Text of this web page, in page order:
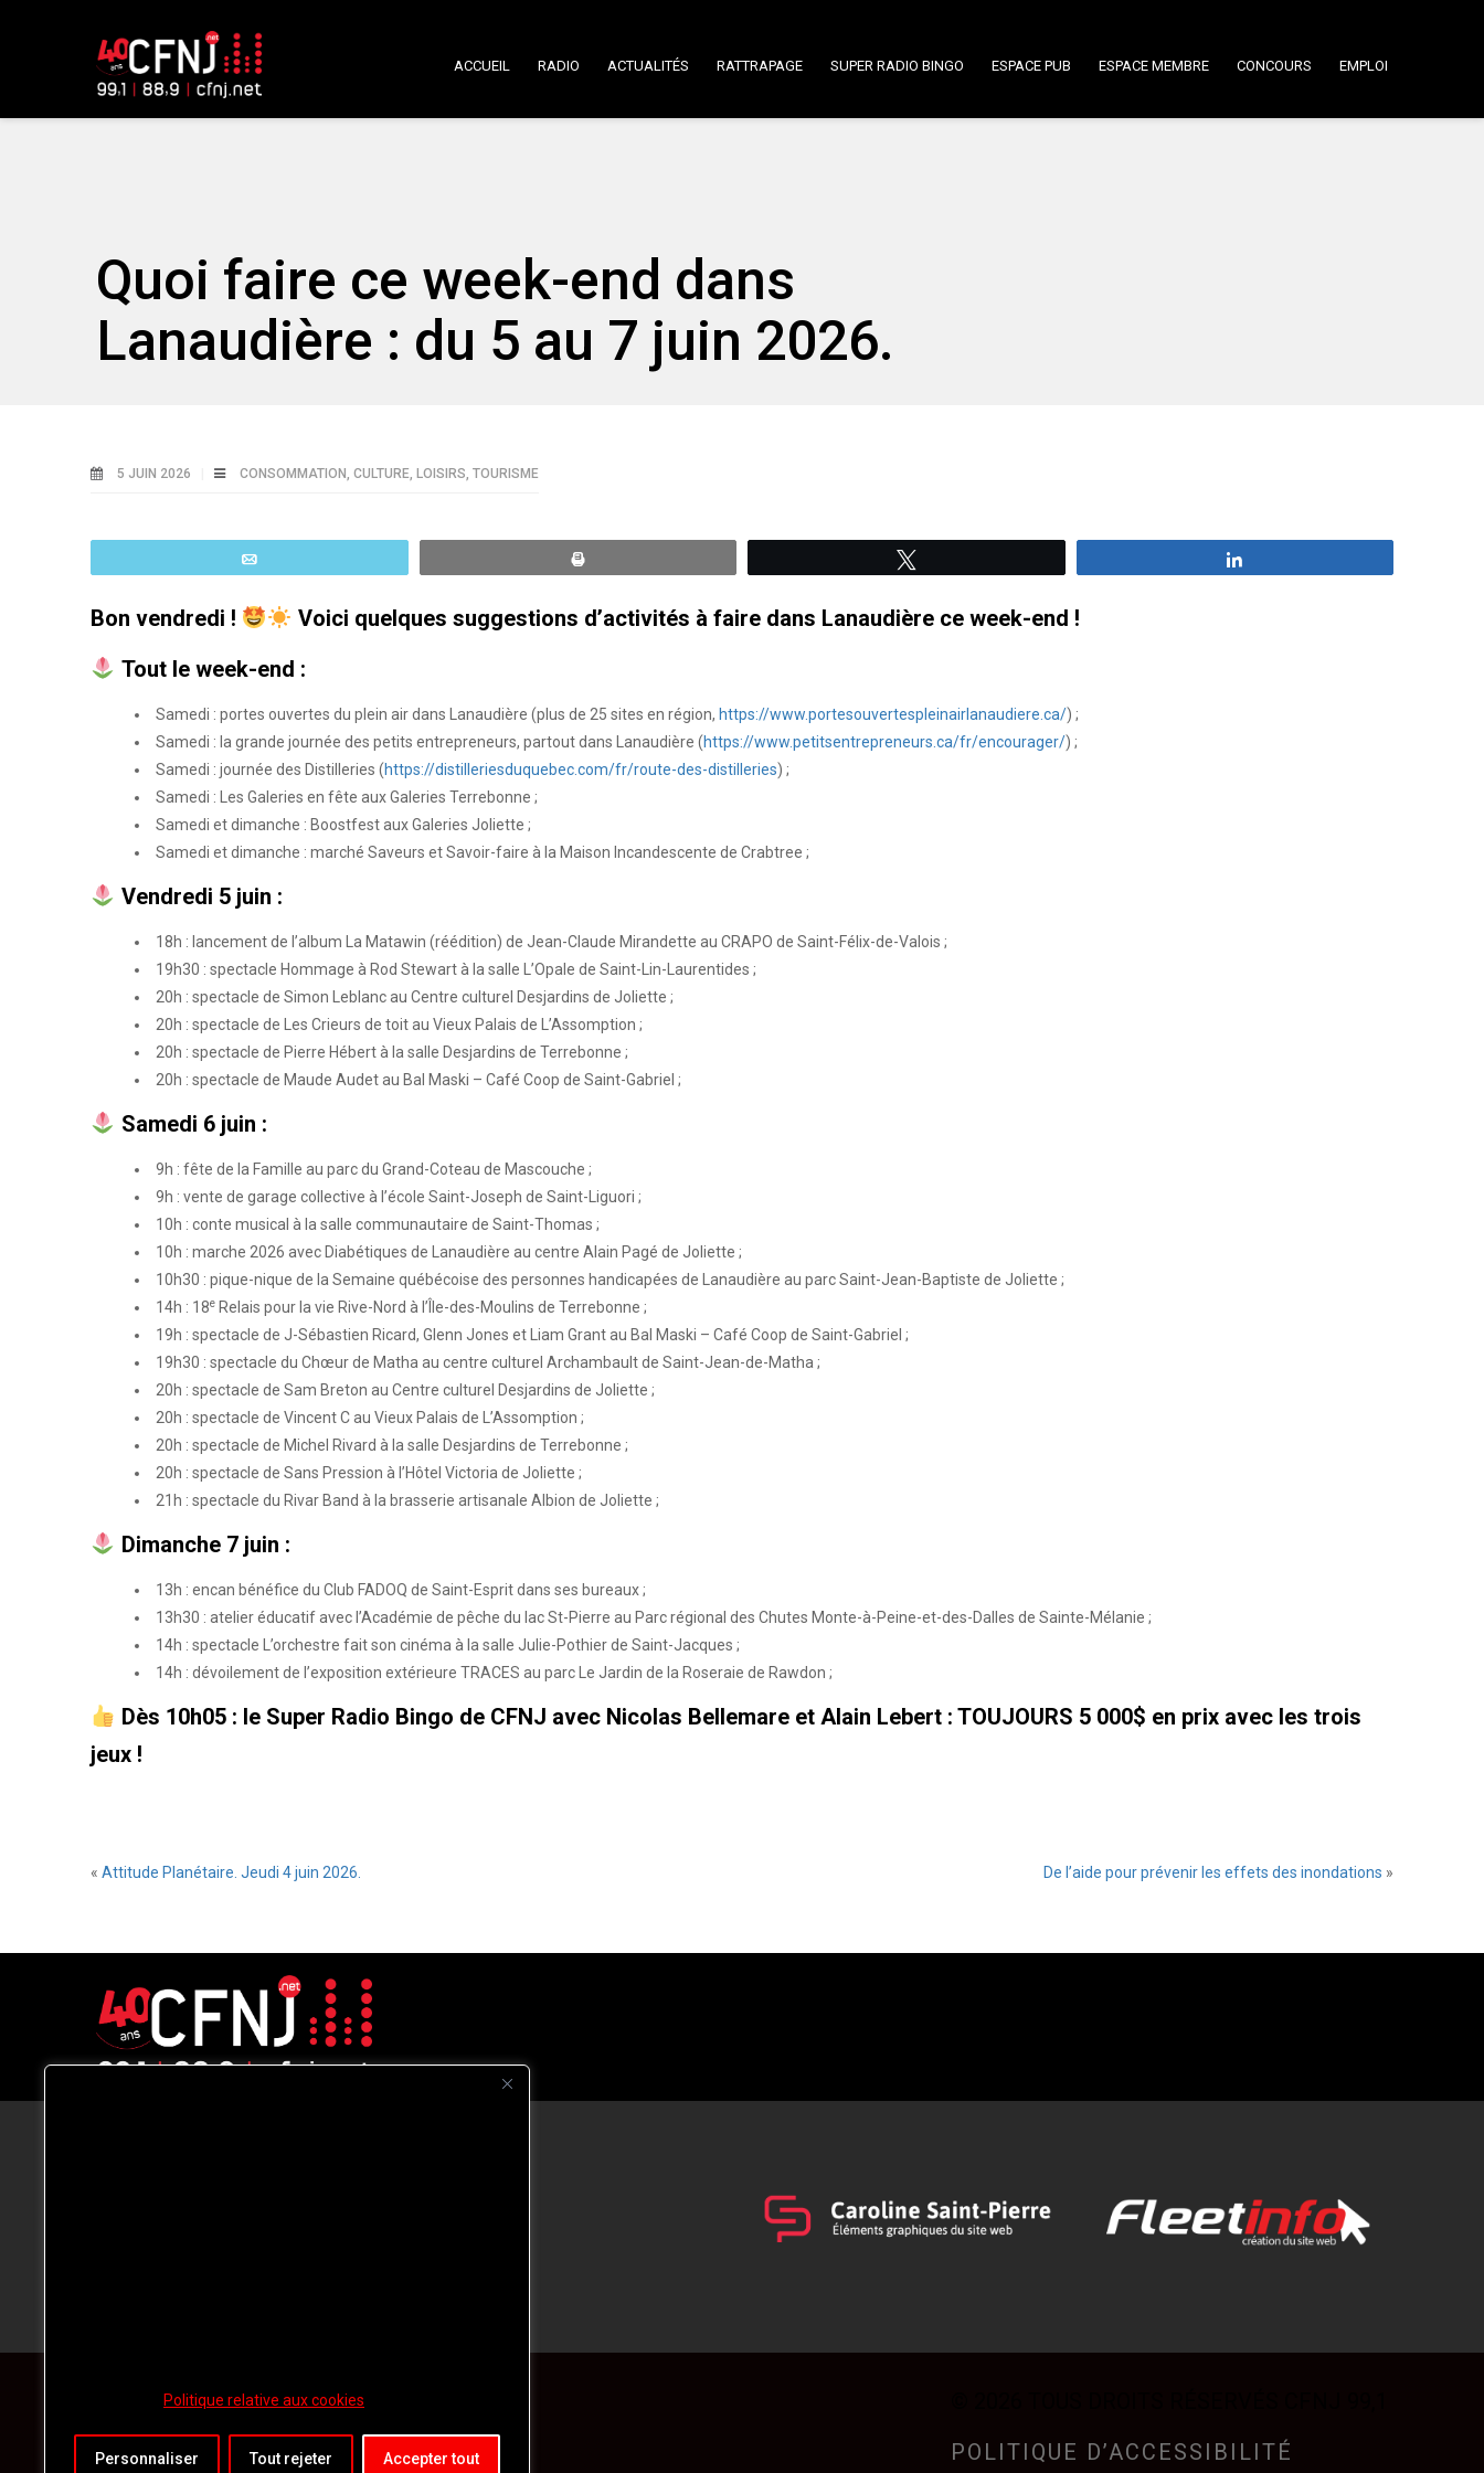
Politique relative aux cookies
Personnaliser Tout rejeter Accepter tout
ACCUEIL RADIO ACTUALITÉS RATTRAPAGE SUPER RADIO BINGO ESPACE PUB ESPACE MEMBRE CONCOURS EMPLOI
Quoi faire ce week-end dans
Lanaudière : du 5 au 7 juin 2026.
5 JUIN 2026 CONSOMMATION, CULTURE, LOISIRS, TOURISME
Bon vendredi !
Voici quelques suggestions d’activités à faire dans Lanaudière ce week-end !
Tout le week-end :
Samedi : portes ouvertes du plein air dans Lanaudière (plus de 25 sites en région, https://www.portesouvertespleinairlanaudiere.ca/) ;
Samedi : la grande journée des petits entrepreneurs, partout dans Lanaudière (https://www.petitsentrepreneurs.ca/fr/encourager/) ;
Samedi : journée des Distilleries (https://distilleriesduquebec.com/fr/route-des-distilleries) ;
Samedi : Les Galeries en fête aux Galeries Terrebonne ;
Samedi et dimanche : Boostfest aux Galeries Joliette ;
Samedi et dimanche : marché Saveurs et Savoir-faire à la Maison Incandescente de Crabtree ;
Vendredi 5 juin :
18h : lancement de l’album La Matawin (réédition) de Jean-Claude Mirandette au CRAPO de Saint-Félix-de-Valois ;
19h30 : spectacle Hommage à Rod Stewart à la salle L’Opale de Saint-Lin-Laurentides ;
20h : spectacle de Simon Leblanc au Centre culturel Desjardins de Joliette ;
20h : spectacle de Les Crieurs de toit au Vieux Palais de L’Assomption ;
20h : spectacle de Pierre Hébert à la salle Desjardins de Terrebonne ;
20h : spectacle de Maude Audet au Bal Maski – Café Coop de Saint-Gabriel ;
Samedi 6 juin :
9h : fête de la Famille au parc du Grand-Coteau de Mascouche ;
9h : vente de garage collective à l’école Saint-Joseph de Saint-Liguori ;
10h : conte musical à la salle communautaire de Saint-Thomas ;
10h : marche 2026 avec Diabétiques de Lanaudière au centre Alain Pagé de Joliette ;
10h30 : pique-nique de la Semaine québécoise des personnes handicapées de Lanaudière au parc Saint-Jean-Baptiste de Joliette ;
14h : 18e Relais pour la vie Rive-Nord à l’Île-des-Moulins de Terrebonne ;
19h : spectacle de J-Sébastien Ricard, Glenn Jones et Liam Grant au Bal Maski – Café Coop de Saint-Gabriel ;
19h30 : spectacle du Chœur de Matha au centre culturel Archambault de Saint-Jean-de-Matha ;
20h : spectacle de Sam Breton au Centre culturel Desjardins de Joliette ;
20h : spectacle de Vincent C au Vieux Palais de L’Assomption ;
20h : spectacle de Michel Rivard à la salle Desjardins de Terrebonne ;
20h : spectacle de Sans Pression à l’Hôtel Victoria de Joliette ;
21h : spectacle du Rivar Band à la brasserie artisanale Albion de Joliette ;
Dimanche 7 juin :
13h : encan bénéfice du Club FADOQ de Saint-Esprit dans ses bureaux ;
13h30 : atelier éducatif avec l’Académie de pêche du lac St-Pierre au Parc régional des Chutes Monte-à-Peine-et-des-Dalles de Sainte-Mélanie ;
14h : spectacle L’orchestre fait son cinéma à la salle Julie-Pothier de Saint-Jacques ;
14h : dévoilement de l’exposition extérieure TRACES au parc Le Jardin de la Roseraie de Rawdon ;
Dès 10h05 : le Super Radio Bingo de CFNJ avec Nicolas Bellemare et Alain Lebert : TOUJOURS 5 000$ en prix avec les trois
jeux !
« Attitude Planétaire. Jeudi 4 juin 2026. De l’aide pour prévenir les effets des inondations »
POLITIQUE D’ACCESSIBILITÉ